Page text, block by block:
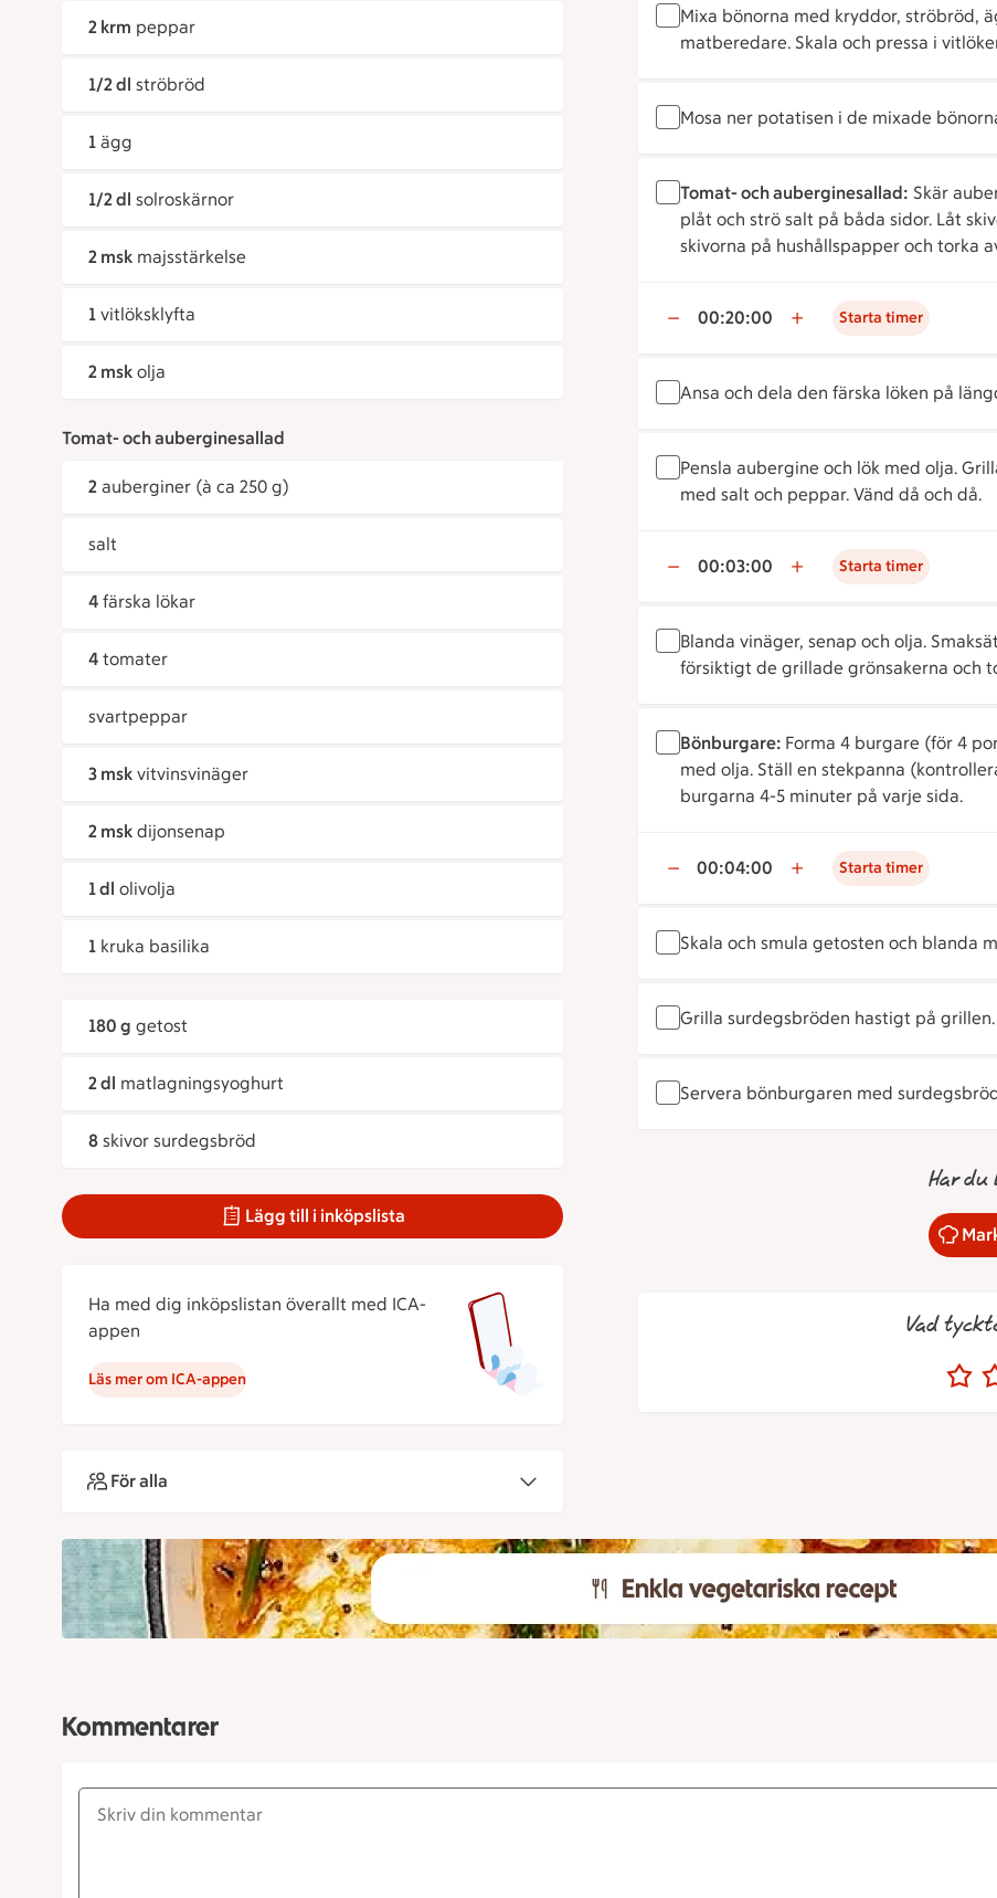
2 krm peppar
1/2 dl ströbröd
1 ägg
1/2 dl solroskärnor
2 msk majsstärkelse
1 vitlöksklyfta
2 msk olja
Tomat- och auberginesallad
2 auberginer (à ca 250 g)
salt
4 färska lökar
4 tomater
svartpeppar
3 msk vitvinsvinäger
2 msk dijonsenap
1 dl olivolja
1 kruka basilika
180 g getost
2 dl matlagningsyoghurt
8 skivor surdegsbröd
Lägg till i inköpslista
Ha med dig inköpslistan överallt med ICA-
appen
Läs mer om ICA-appen
För alla
Mixa bönorna med kryddor, ströbröd,
matberedare. Skala och pressa i
Mosa ner potatisen i de mixade
Tomat- och auberginesallad: Skär
plåt och strö salt på båda sidor. Låt
skivorna på hushållspapper och torka
00:20:00 Starta timer
Ansa och dela den färska löken på
Pensla aubergine och lök med olja.
med salt och peppar. Vänd då och då.
00:03:00 Starta timer
Blanda vinäger, senap och olja.
försiktigt de grillade grönsakerna och
Bönburgare: Forma 4 burgare (för 4
med olja. Ställ en stekpanna
burgarna 4-5 minuter på varje sida.
00:04:00 Starta timer
Skala och smula getosten och blanda
Grilla surdegsbröden hastigt på grillen.
Servera bönburgaren med
Har du
Vad
Kommentarer